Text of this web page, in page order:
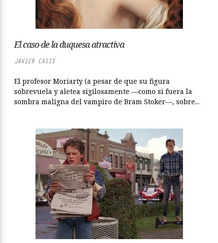
El caso de la duquesa atractiva
JAVIER CASIS
El profesor Moriarty (a pesar de que su figura
sobrevuela y aletea sigilosamente —como si fuera la
sombra maligna del vampiro de Bram Stoker—, sobre...